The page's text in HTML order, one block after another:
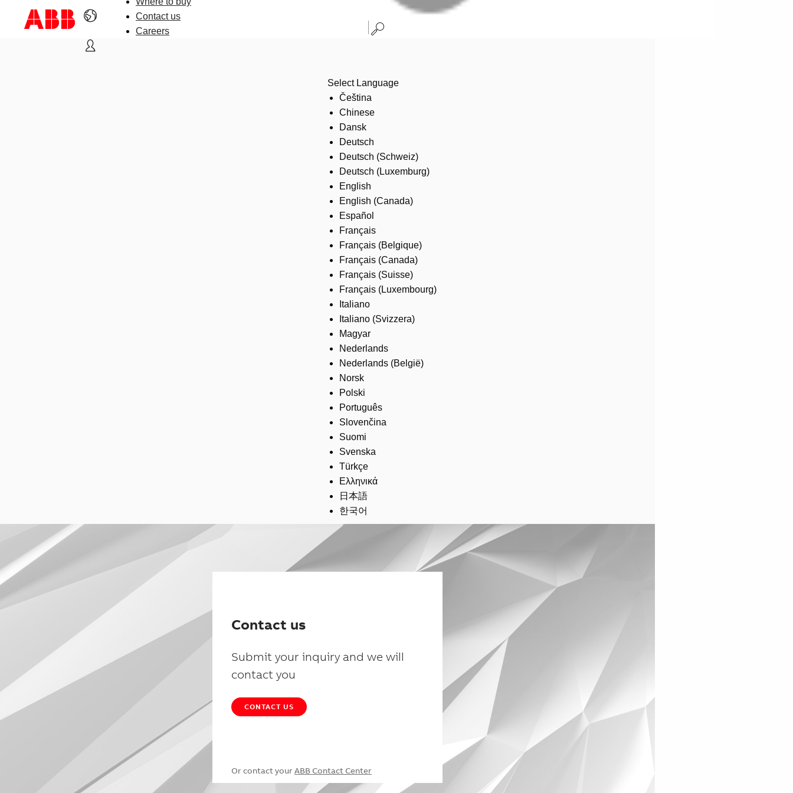
Contact us
Careers
Select Language
Čeština
Chinese
Dansk
Deutsch
Deutsch (Schweiz)
Deutsch (Luxemburg)
English
English (Canada)
Español
Français
Français (Belgique)
Français (Canada)
Français (Suisse)
Français (Luxembourg)
Italiano
Italiano (Svizzera)
Magyar
Nederlands
Nederlands (België)
Norsk
Polski
Português
Slovenčina
Suomi
Svenska
Türkçe
Ελληνικά
日本語
한국어
Contact us
Submit your inquiry and we will
contact you
CONTACT US
Or contact your ABB Contact Center